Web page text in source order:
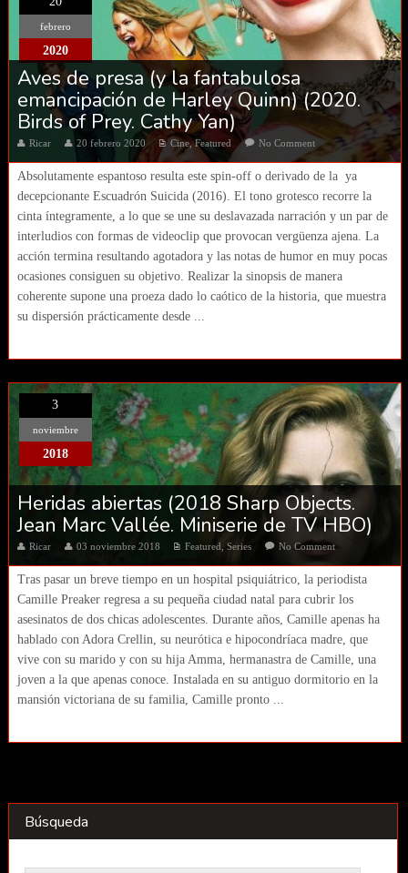
febrero
2020
Aves de presa (y la fantabulosa
emancipación de Harley Quinn) (2020.
Birds of Prey. Cathy Yan)
Ricar 20 febrero 2020 Cine,Featured No Comment
Absolutamente espantoso resulta este spin-off o derivado de la ya
decepcionante Escuadrón Suicida (2016). El tono grotesco recorre la
cinta íntegramente, a lo que se une su deslavazada narración y un par de
interludios con formas de videoclip que provocan vergüenza ajena. La
acción termina resultando agotadora y las notas de humor en muy pocas
ocasiones consiguen su objetivo. Realizar la sinopsis de manera
coherente supone una proeza dado lo caótico de la historia, que muestra
su dispersión prácticamente desde ...
3
noviembre
2018
Heridas abiertas (2018 Sharp Objects.
Jean Marc Vallée. Miniserie de TV HBO)
Ricar 03 noviembre 2018 Featured Series No Comment
Tras pasar un breve tiempo en un hospital psiquiátrico, la periodista
Camille Preaker regresa a su pequeña ciudad natal para cubrir los
asesinatos de dos chicas adolescentes. Durante años, Camille apenas ha
hablado con Adora Crellin, su neurótica e hipocondríaca madre, que
vive con su marido y con su hija Amma, hermanastra de Camille, una
joven a la que apenas conoce. Instalada en su antiguo dormitorio en la
mansión victoriana de su familia, Camille pronto ...
Búsqueda